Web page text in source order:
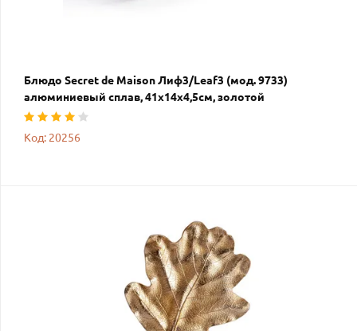
Блюдо Secret de Maison Лиф3/Leaf3 (мод. 9733)
алюминиевый сплав, 41х14х4,5см, золотой
Код: 20256